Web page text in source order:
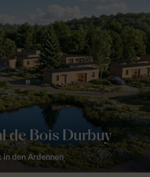
de Bois Durbuy
in den Ardennen